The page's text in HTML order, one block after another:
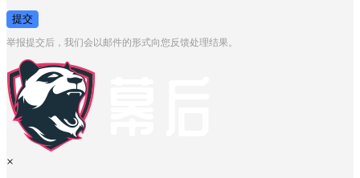
提交
举报提交后，我们会以邮件的形式向您反馈处理结果。
×